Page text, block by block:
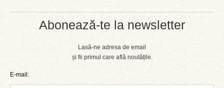
Abonează-te la newsletter
Lasă-ne adresa de email
și fii primul care află noutățile.
E-mail: